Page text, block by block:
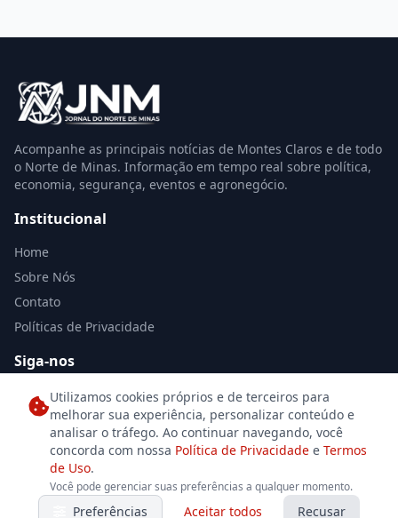
Acompanhe as principais notícias de Montes Claros e de todo
o Norte de Minas. Informação em tempo real sobre política,
economia, segurança, eventos e agronegócio.
Institucional
Home
Sobre Nós
Contato
Políticas de Privacidade
Siga-nos
© 2026 Jornal Norte de Minas. Todos os direitos reservados. Desenvolvido
porSe7eDesignpara o jornalismo independente.
Utilizamos cookies próprios e de terceiros para
melhorar sua experiência, personalizar conteúdo e
analisar o tráfego. Ao continuar navegando, você
concorda com nossa Política de Privacidade e Termos
de Uso.
Você pode gerenciar suas preferências a qualquer momento.
Preferências Aceitar todos Recusar